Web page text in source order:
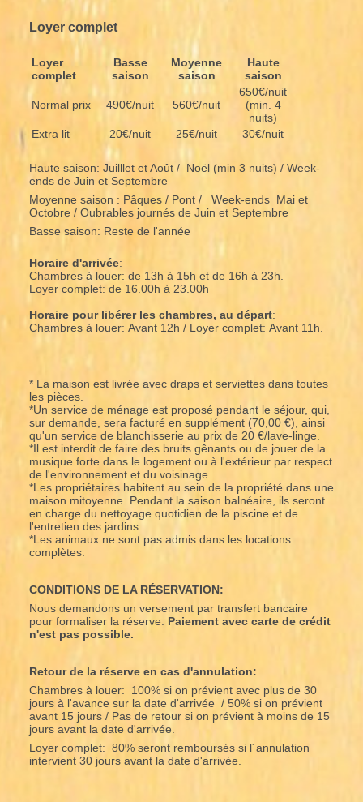
Loyer complet
Loyer
complet
Basse
saison
Moyenne
saison
Haute
saison
Normal prix 490€/nuit 560€/nuit
650€/nuit
(min. 4
nuits)
Extra lit
20€/nuit 25€/nuit 30€/nuit
Haute saison: Juilllet et Août / Noël (min 3 nuits) / Week-
ends de Juin et Septembre
Moyenne saison : Pâques / Pont / Week-ends Mai et
Octobre / Oubrables journés de Juin et Septembre
Basse saison: Reste de l'année
Horaire d'arrivée:
Chambres à louer: de 13h à 15h et de 16h à 23h.
Loyer complet: de 16.00h à 23.00h
Horaire pour libérer les chambres, au départ:
Chambres à louer: Avant 12h / Loyer complet: Avant 11h.
* La maison est livrée avec draps et serviettes dans toutes
les pièces.
*Un service de ménage est proposé pendant le séjour, qui,
sur demande, sera facturé en supplément (70,00 €), ainsi
qu'un service de blanchisserie au prix de 20 €/lave-linge.
*Il est interdit de faire des bruits gênants ou de jouer de la
musique forte dans le logement ou à l'extérieur par respect
de l'environnement et du voisinage.
*Les propriétaires habitent au sein de la propriété dans une
maison mitoyenne. Pendant la saison balnéaire, ils seront
en charge du nettoyage quotidien de la piscine et de
l'entretien des jardins.
*Les animaux ne sont pas admis dans les locations
complètes.
CONDITIONS DE LA RÉSERVATION:
Nous demandons un versement par transfert bancaire
pour formaliser la réserve. Paiement avec carte de crédit
n'est pas possible.
Retour de la réserve en cas d'annulation:
Chambres à louer: 100% si on prévient avec plus de 30
jours à l'avance sur la date d'arrivée / 50% si on prévient
avant 15 jours / Pas de retour si on prévient à moins de 15
jours avant la date d'arrivée.
Loyer complet: 80% seront remboursés si l´annulation
intervient 30 jours avant la date d'arrivée.